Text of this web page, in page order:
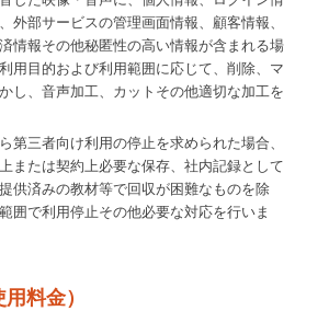
外部サービスの管理画面情報、顧客情報、
情報その他秘匿性の高い情報が含まれる場
用目的および利用範囲に応じて、削除、マ
し、音声加工、カットその他適切な加工を
第三者向け利用の停止を求められた場合、
または契約上必要な保存、社内記録として
供済みの教材等で回収が困難なものを除
囲で利用停止その他必要な対応を行いま
料金）